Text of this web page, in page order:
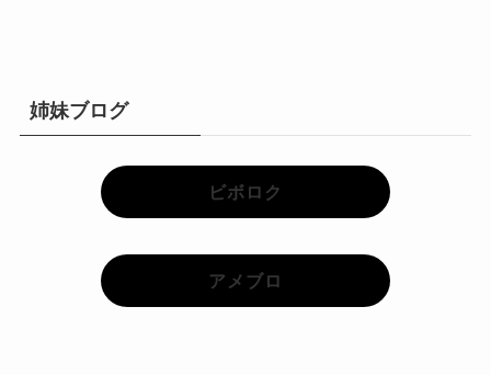
姉妹ブログ
ビボロク
アメブロ